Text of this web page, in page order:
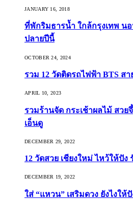
JANUARY 16, 2018
ที่พักริมธารน้ำ ใกล้กรุงเทพ น
ปลายปีนี้
OCTOBER 24, 2024
รวม 12 วัดติดรถไฟฟ้า BTS ส
APRIL 10, 2023
รวมร้านจัด กระเช้าผลไม้ สวย
เอ็นดู
DECEMBER 29, 2022
12 วัดสวย เชียงใหม่ ไหว้ให้ปัง
DECEMBER 19, 2022
ใส่ “แหวน” เสริมดวง ยังไงให้ปั